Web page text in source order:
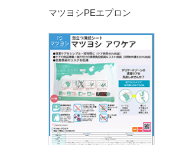
マツヨシPEエプロン